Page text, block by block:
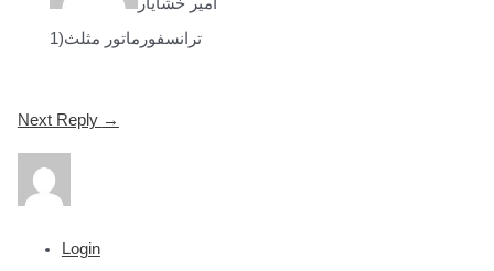
Login
امیر خشایار
1)ترانسفورماتور مثلث
Post
Next Reply →